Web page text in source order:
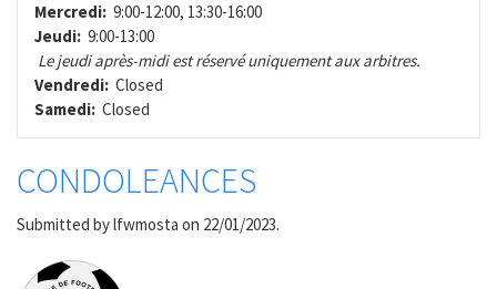
Mercredi: 9:00-12:00, 13:30-16:00
Jeudi: 9:00-13:00
Le jeudi après-midi est réservé uniquement aux arbitres.
Vendredi: Closed
Samedi: Closed
CONDOLEANCES
Submitted bylfwmosta on 22/01/2023.